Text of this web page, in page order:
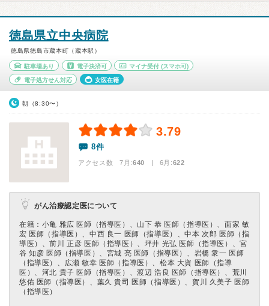
徳島県立中央病院
徳島県徳島市蔵本町（蔵本駅）
駐車場あり 電子決済可 マイナ受付 (スマホ可)
電子処方せん対応 女医在籍
朝（8:30〜）
3.79
8件
アクセス数 7月:640 | 6月:622
がん治療認定医について
在籍：⼩⻲ 雅広 医師（指導医）、⼭下 恭 医師（指導医）、⾯家 敏
宏 医師（指導医）、中⻄ 良⼀ 医師（指導医）、中本 次郎 医師（指
導医）、前川 正彦 医師（指導医）、坪井 光弘 医師（指導医）、宮
⾕ 知彦 医師（指導医）、宮城 亮 医師（指導医）、岩橋 衆⼀ 医師
（指導医）、広瀬 敏幸 医師（指導医）、松本 ⼤資 医師（指導
医）、河北 貴⼦ 医師（指導医）、渡辺 浩良 医師（指導医）、荒川
悠佑 医師（指導医）、葉久 貴司 医師（指導医）、賀川 久美⼦ 医師
（指導医）